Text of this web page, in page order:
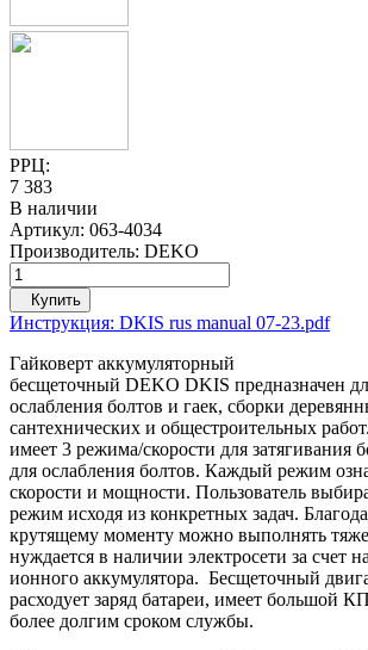
РРЦ:
7 383
В наличии
Артикул: 063-4034
Производитель: DEKO
Купить
Инструкция: DKIS rus manual 07-23.pdf
Гайковерт аккумуляторный
бесщеточный DEKO DKIS предназначен
ослабления болтов и гаек, сборки
сантехнических и общестроительных
имеет 3 режима/скорости для затягивания
для ослабления болтов. Каждый режим
скорости и мощности. Пользователь
режим исходя из конкретных задач.
крутящему моменту можно выполнять
нуждается в наличии электросети за счет
ионного аккумулятора. Бесщеточный
расходует заряд батареи, имеет большой
более долгим сроком службы.